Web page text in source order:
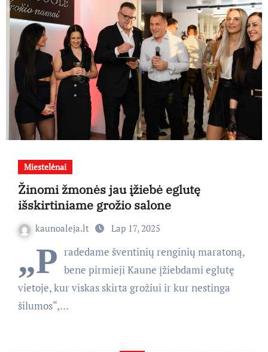
Miestelėnai
Žinomi žmonės jau įžiebė eglutę
išskirtiniame grožio salone
kaunoaleja.lt Lap 17, 2025
„P radedame šventinių renginių maratoną,
bene pirmieji Kaune įžiebdami eglutę
vietoje, kur viskas skirta grožiui ir kur nestinga
šilumos“,…